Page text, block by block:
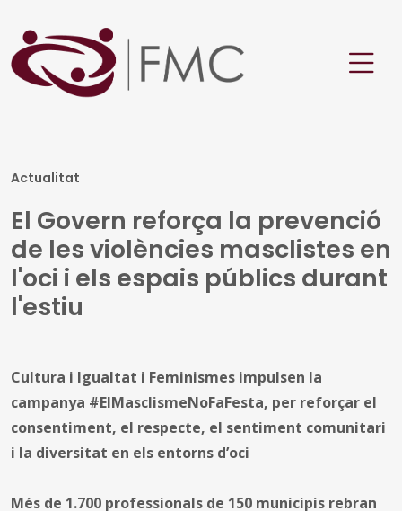
Actualitat
El Govern reforça la prevenció
de les violències masclistes en
l'oci i els espais públics durant
l'estiu
Cultura i Igualtat i Feminismes impulsen la
campanya #ElMasclismeNoFaFesta, per reforçar el
consentiment, el respecte, el sentiment comunitari
i la diversitat en els entorns d’oci
Més de 1.700 professionals de 150 municipis rebran